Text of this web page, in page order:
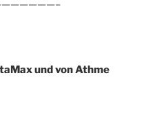
und von Athme